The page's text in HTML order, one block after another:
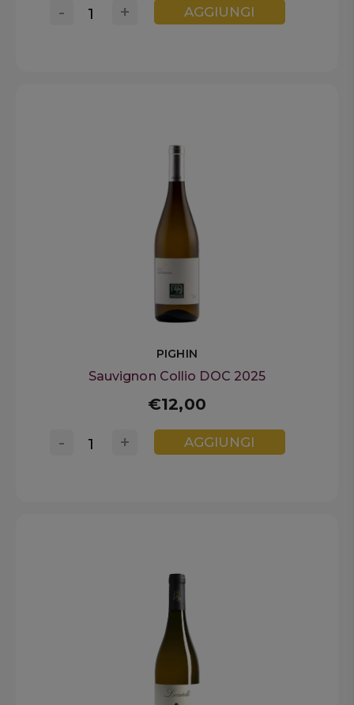
+
- AGGIUNGI
PIGHIN
Sauvignon Collio DOC 2025
€12,00
+
- AGGIUNGI